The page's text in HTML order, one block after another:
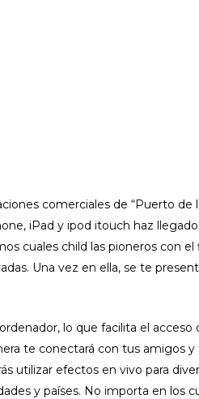
comerciales de “Puerto de
iPad y ipod itouch haz
cuales child las pioneros con el
Una vez en ella, se te
lo que facilita el acceso
te conectará con tus amigos y
utilizar efectos en vivo para
y países. No importa en los